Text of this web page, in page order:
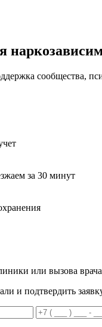
сообщества,
за 30 минут
или вызова
и подтвердить